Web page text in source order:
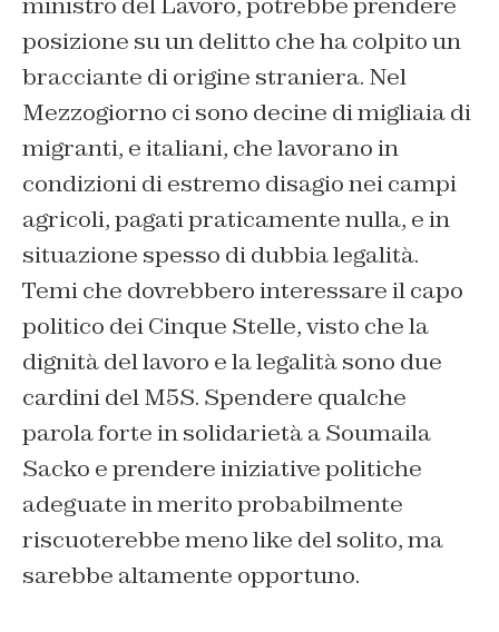
posizione su un delitto che ha colpito un
bracciante di origine straniera. Nel
Mezzogiorno ci sono decine di migliaia di
migranti, e italiani, che lavorano in
condizioni di estremo disagio nei campi
agricoli, pagati praticamente nulla, e in
situazione spesso di dubbia legalità.
Temi che dovrebbero interessare il capo
politico dei Cinque Stelle, visto che la
dignità del lavoro e la legalità sono due
cardini del M5S. Spendere qualche
parola forte in solidarietà a Soumaila
Sacko e prendere iniziative politiche
adeguate in merito probabilmente
riscuoterebbe meno like del solito, ma
sarebbe altamente opportuno.